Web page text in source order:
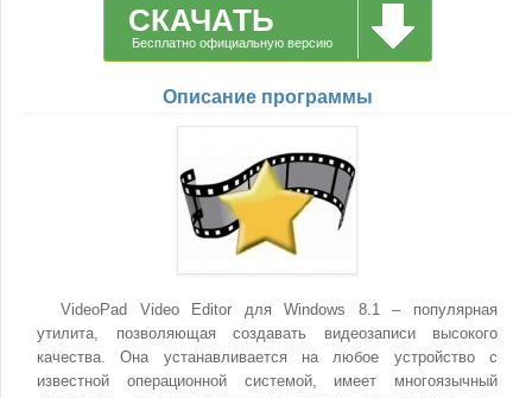
СКАЧАТЬ
Бесплатно официальную версию
Описание программы
VideoPad Video Editor для Windows 8.1 – популярная
утилита, позволяющая создавать видеозаписи высокого
качества. Она устанавливается на любое устройство с
известной операционной системой, имеет многоязычный